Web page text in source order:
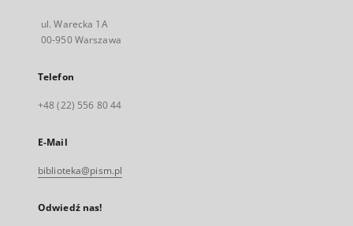
ul. Warecka 1A
00-950 Warszawa
Telefon
+48 (22) 556 80 44
E-Mail
biblioteka@pism.pl
Odwiedź nas!